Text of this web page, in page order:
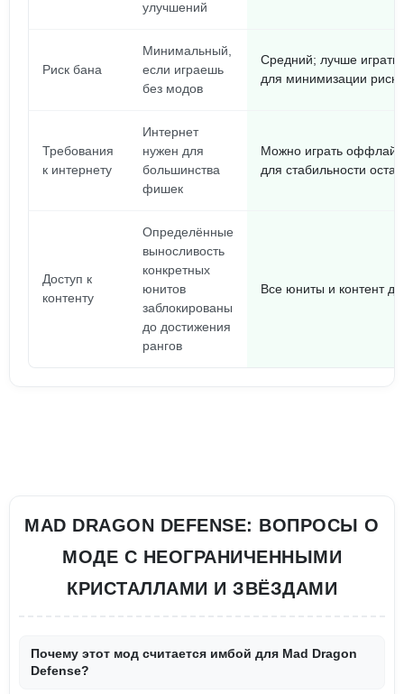
улучшений
Риск бана
Минимальный,
если играешь
без модов
Средний; лучше
для минимизации
Требования
к интернету
Интернет
нужен для
большинства
фишек
Можно играть
для стабильности
Доступ к
контенту
Определённые
выносливость
конкретных
юнитов
заблокированы
до достижения
рангов
Все юниты и контент
MAD DRAGON DEFENSE: ВОПРОСЫ О
МОДЕ С НЕОГРАНИЧЕННЫМИ
КРИСТАЛЛАМИ И ЗВЁЗДАМИ
Почему этот мод считается имбой для Mad Dragon
Defense?